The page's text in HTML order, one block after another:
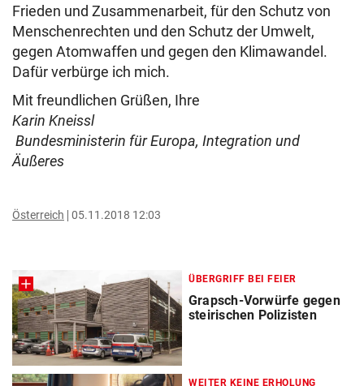
Frieden und Zusammenarbeit, für den Schutz von
Menschenrechten und den Schutz der Umwelt,
gegen Atomwaffen und gegen den Klimawandel.
Dafür verbürge ich mich.
Mit freundlichen Grüßen, Ihre
Karin Kneissl
Bundesministerin für Europa, Integration und
Äußeres
Österreich 05.11.2018 12:03
ÜBERGRIFF BEI FEIER
Grapsch-Vorwürfe gegen
steirischen Polizisten
WEITER KEINE ERHOLUNG